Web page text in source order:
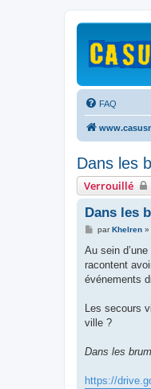
FAQ
Dans les
Verrouillé
Dans les
M
s
a
g
parKhelren»
Au sein
racontent
événements
Les secours
ville ?
Dans les
https://